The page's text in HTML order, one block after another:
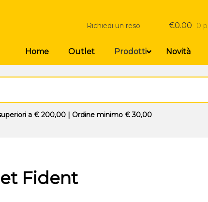
Richiedi un reso €0.00 0
Home Outlet Prodotti Novità
a € 200,00| Ordine minimo € 30,00
Fident